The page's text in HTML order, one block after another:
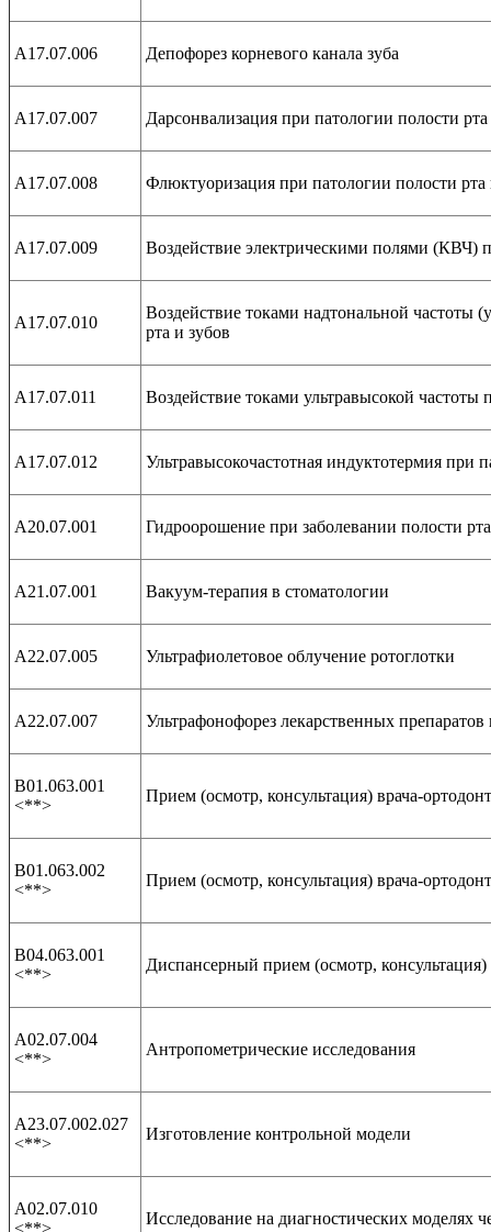
А17.07.006 Депофорез корневого канала зуба
А17.07.007 Дарсонвализация при патологии полости рта
А17.07.008 Флюктуоризация при патологии полости рта
А17.07.009 Воздействие электрическими полями (КВЧ)
А17.07.010
Воздействие токами надтональной частоты
рта и зубов
А17.07.011 Воздействие токами ультравысокой частоты
А17.07.012 Ультравысокочастотная индуктотермия при
А20.07.001 Гидроорошение при заболевании полости
А21.07.001 Вакуум-терапия в стоматологии
А22.07.005 Ультрафиолетовое облучение ротоглотки
А22.07.007 Ультрафонофорез лекарственных препаратов
В01.063.001
<**>
Прием (осмотр, консультация) врача-
В01.063.002
<**>
Прием (осмотр, консультация) врача-
В04.063.001
<**>
Диспансерный прием (осмотр, консультация)
А02.07.004
<**>
Антропометрические исследования
А23.07.002.027
<**>
Изготовление контрольной модели
А02.07.010
Исследование на диагностических моделях